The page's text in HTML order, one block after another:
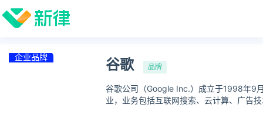
企业品牌 谷歌 品牌
谷歌公司（Google Inc.）成立于1998年9
业，业务包括互联网搜索、云计算、广告